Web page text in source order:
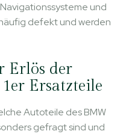
und
defekt und werden
Erlös der
Ersatzteile
Autoteile des BMW
gefragt sind und